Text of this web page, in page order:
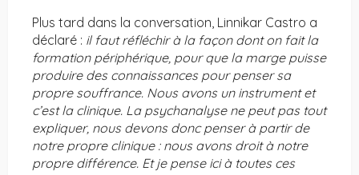
Plus tard dans la conversation, Linnikar Castro a
déclaré : il faut réfléchir à la façon dont on fait la
formation périphérique, pour que la marge puisse
produire des connaissances pour penser sa
propre souffrance. Nous avons un instrument et
c’est la clinique. La psychanalyse ne peut pas tout
expliquer, nous devons donc penser à partir de
notre propre clinique : nous avons droit à notre
propre différence. Et je pense ici à toutes ces